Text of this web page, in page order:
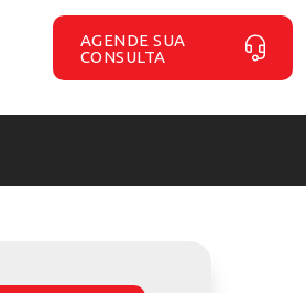
AGENDE SUA
CONSULTA